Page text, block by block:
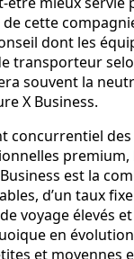
cette
dont les
transporteur
souvent la
X Business.
concurrentiel
premium,
est la
d’un taux
voyage élevés et
en
et moyennes